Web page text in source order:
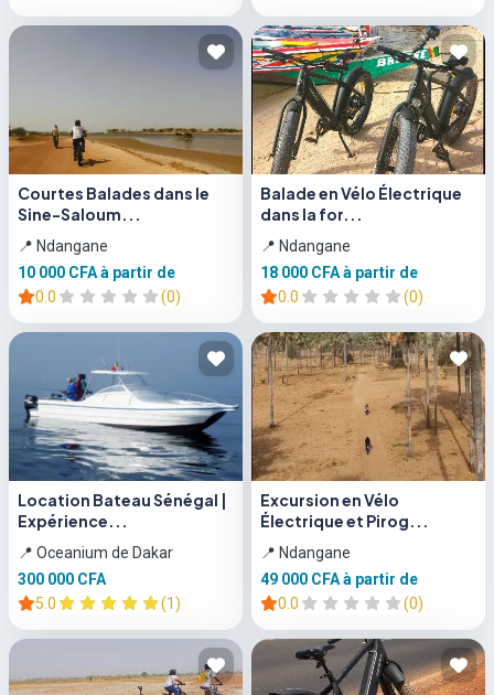
Courtes Balades dans le
Sine-Saloum...
📍 Ndangane
10 000 CFAà partir de
0.0
(0)
Balade en Vélo Électrique
dans la for...
📍 Ndangane
18 000 CFAà partir de
0.0
(0)
Location Bateau Sénégal |
Expérience...
📍 Oceanium de Dakar
300 000 CFA
5.0
(1)
Excursion en Vélo
Électrique et Pirog...
📍 Ndangane
49 000 CFAà partir de
0.0
(0)